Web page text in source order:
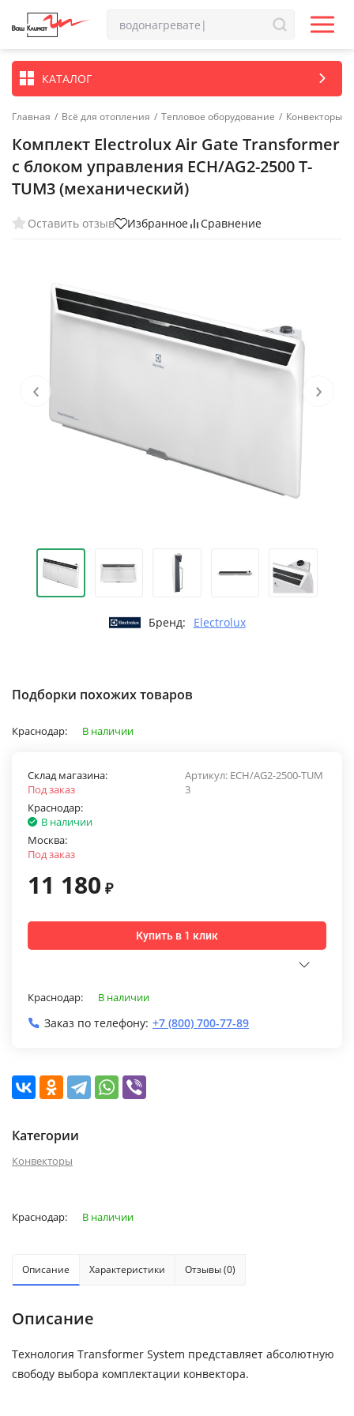
КАТАЛОГ
Главная / Всё для отопления / Тепловое оборудование / Конвекторы
Комплект Electrolux Air Gate Transformer
с блоком управления ECH/AG2-2500 T-
TUM3 (механический)
Оставить отзыв Избранное Сравнение
‹ ›
Бренд: Electrolux
Подборки похожих товаров
Краснодар: В наличии
Артикул: ECH/AG2-2500-TUM
3
Склад магазина:
Под заказ
Краснодар:
В наличии
Москва:
Под заказ
11 180 ₽
Купить в 1 клик
Краснодар: В наличии
Заказ по телефону: +7 (800) 700-77-89
Категории
Конвекторы
Краснодар: В наличии
Описание Характеристики Отзывы (0)
Описание
Технология Transformer System представляет абсолютную
свободу выбора комплектации конвектора.